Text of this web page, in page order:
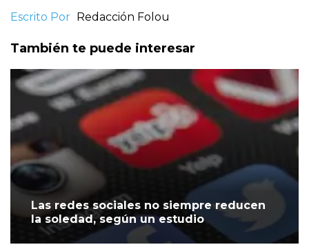
Escrito Por Redacción Folou
También te puede interesar
Las redes sociales no siempre reducen
la soledad, según un estudio